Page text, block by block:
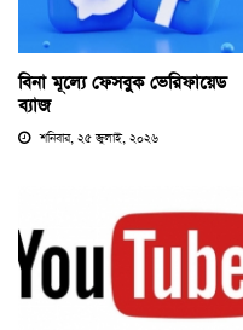
বিনা মূল্যে ফেসবুক ভেরিফায়েড
ব্যাজ
শনিবার, ২৫ জুলাই, ২০২৬